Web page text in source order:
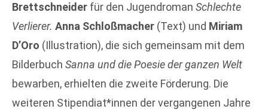
Brettschneider für den Jugendroman Schlechte
Verlierer. Anna Schloßmacher (Text) und Miriam
D’Oro (Illustration), die sich gemeinsam mit dem
Bilderbuch Sanna und die Poesie der ganzen Welt
bewarben, erhielten die zweite Förderung. Die
weiteren Stipendiat*innen der vergangenen Jahre